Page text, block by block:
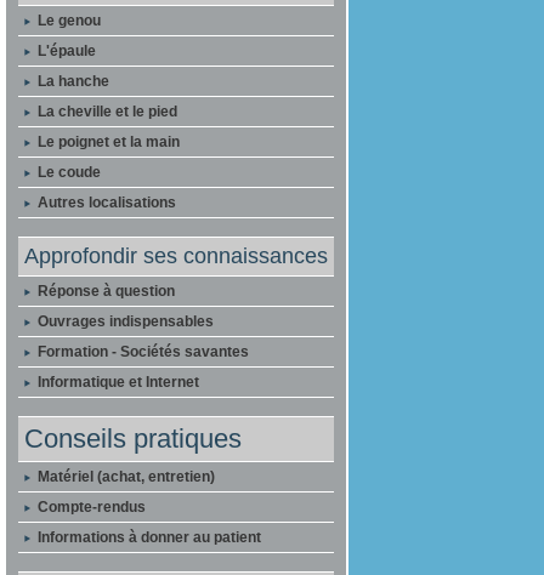
Le genou
L'épaule
La hanche
La cheville et le pied
Le poignet et la main
Le coude
Autres localisations
Approfondir ses connaissances
Réponse à question
Ouvrages indispensables
Formation - Sociétés savantes
Informatique et Internet
Conseils pratiques
Matériel (achat, entretien)
Compte-rendus
Informations à donner au patient